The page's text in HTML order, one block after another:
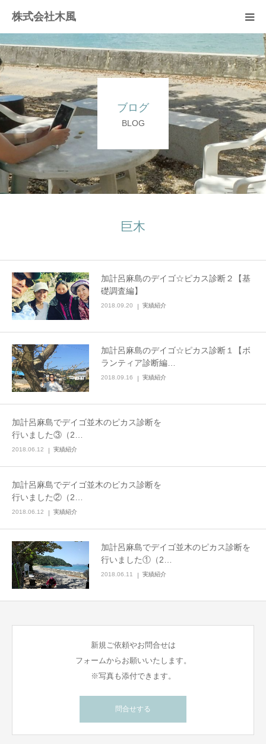
株式会社木風
ブログ
BLOG
巨木
加計呂麻島のデイゴ☆ピカス診断２【基
礎調査編】
2018.09.20 実績紹介
加計呂麻島のデイゴ☆ピカス診断１【ボ
ランティア診断編…
2018.09.16 実績紹介
加計呂麻島でデイゴ並木のピカス診断を
行いました③（2…
2018.06.12 実績紹介
加計呂麻島でデイゴ並木のピカス診断を
行いました②（2…
2018.06.12 実績紹介
加計呂麻島でデイゴ並木のピカス診断を
行いました①（2…
2018.06.11 実績紹介
新規ご依頼やお問合せは
フォームからお願いいたします。
※写真も添付できます。
問合せする
業務案内
資材販売(ブレスパイプ)
樹木医受験応援講座
お問い合せ